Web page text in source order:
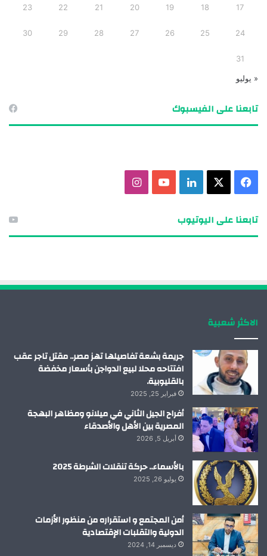
17
18
19
20
21
22
23
24
25
26
27
28
29
30
31
« يوليو
تابعنا على الفيسبوك
م
تابعنا على اليوتيوب
الاكثر شعبية
جريمة بشعة تفاصيلها تهز مصر.. مقتل تاجر عقب
افتتاحه محلا لبيع الدواجن بأسعار مخفضة
بالقليوبية.
فبراير 25, 2025
أفراح الجيل الثاني في ميلانو ومظاهر البهجة
المصرية بين الأهل والأصدقاء
أبريل 5, 2026
بالأسماء.. حركة تنقلات الشرطة 2025
يوليو 26, 2025
أمن المجتمع و استقراره من منظور الأزمات
الدولية والتقلبات الإقتصادية
ديسمبر 14, 2024